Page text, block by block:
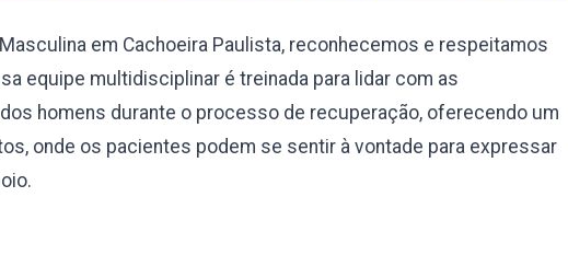
em Cachoeira Paulista, reconhecemos e respeitamos
equipe multidisciplinar é treinada para lidar com as
homens durante o processo de recuperação, oferecendo um
onde os pacientes podem se sentir à vontade para expressar